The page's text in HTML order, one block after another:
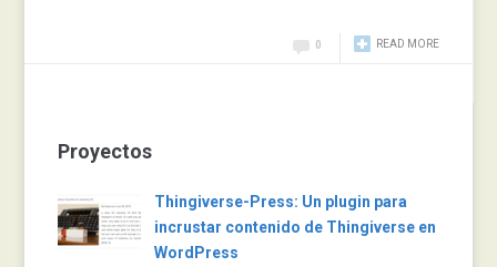
READ MORE
0
Proyectos
Thingiverse-Press: Un plugin para
incrustar contenido de Thingiverse en
WordPress